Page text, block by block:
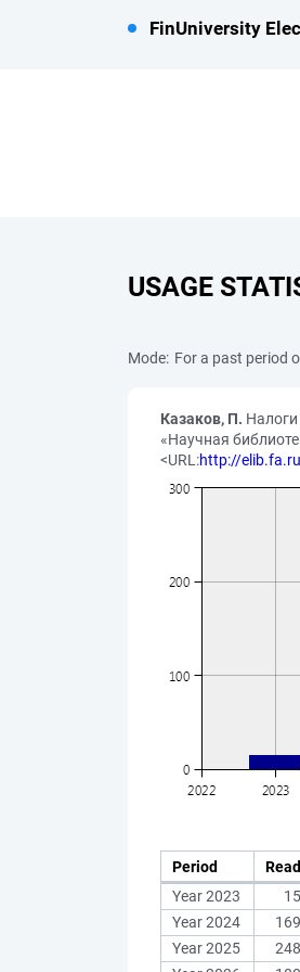
FinUniversity
USAGE
Mode: For a past period
Казаков, П.
«Научная
<URL:http://
Period Read
Year 2023
15
Year 2024
169
Year 2025
248